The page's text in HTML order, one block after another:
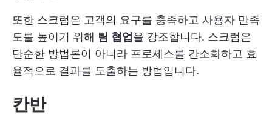
또한 스크럼은 고객의 요구를 충족하고 사용자 만족
도를 높이기 위해 팀 협업 을 강조합니다. 스크럼은
단순한 방법론이 아니라 프로세스를 간소화하고 효
율적으로 결과를 도출하는 방법입니다.
칸반